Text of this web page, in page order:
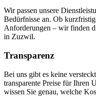
Wir passen unsere
Bedürfnisse an. Ob
Anforderungen – wir finden
in Zuzwil.
Transparenz
Bei uns gibt es keine
transparente Preise für Ihren
wissen Sie genau, welche